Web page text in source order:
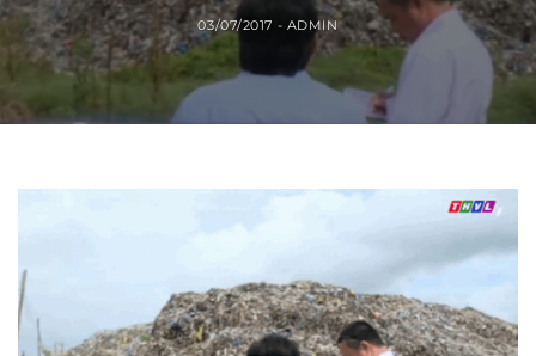
03/07/2017 - ADMIN